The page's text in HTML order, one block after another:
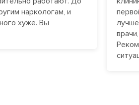
Наркологические клиники
обеспечивая постоянное
зависимым, которые проходят
а также экстренным пациентам
наркологам, и
хуже. Вы